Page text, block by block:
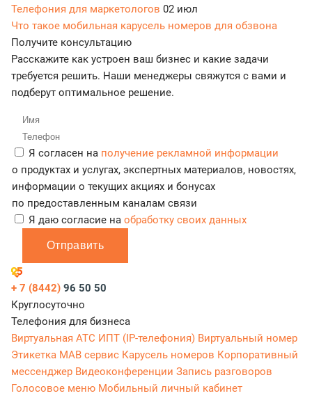
Телефония для маркетологов 02 июл
Что такое мобильная карусель номеров для обзвона
Получите консультацию
Расскажите как устроен ваш бизнес и какие задачи
требуется решить. Наши менеджеры свяжутся с вами и
подберут оптимальное решение.
Я согласен на получение рекламной информации
о продуктах и услугах, экспертных материалов, новостях,
информации о текущих акциях и бонусах
по предоставленным каналам связи
Я даю согласие на обработку своих данных
Отправить
+ 7 (8442) 96 50 50
Круглосуточно
Телефония для бизнеса
Виртуальная АТС ИПТ (IP-телефония) Виртуальный номер
Этикетка МАВ сервис Карусель номеров Корпоративный
мессенджер Видеоконференции Запись разговоров
Голосовое меню Мобильный личный кабинет